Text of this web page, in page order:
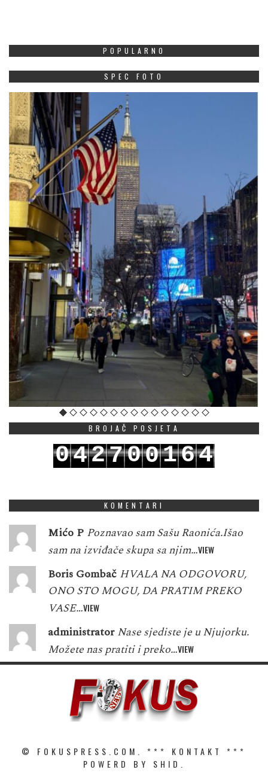
POPULARNO
SPEC FOTO
BROJAČ POSJETA
042700164
KOMENTARI
Mićo P Poznavao sam Sašu Raonića.Išao
sam na izviđače skupa sa njim…VIEW
Boris Gombač HVALA NA ODGOVORU,
ONO STO MOGU, DA PRATIM PREKO
VASE…VIEW
administrator Nase sjediste je u Njujorku.
Možete nas pratiti i preko…VIEW
© FOKUSPRESS.COM. *** KONTAKT
***
POWERD BY SHID.